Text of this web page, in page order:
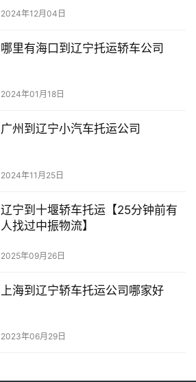
2024年12月04日
哪里有海口到辽宁托运轿车公司
2024年01月18日
广州到辽宁小汽车托运公司
2024年11月25日
辽宁到十堰轿车托运【25分钟前有
人找过中振物流】
2025年09月26日
上海到辽宁轿车托运公司哪家好
2023年06月29日